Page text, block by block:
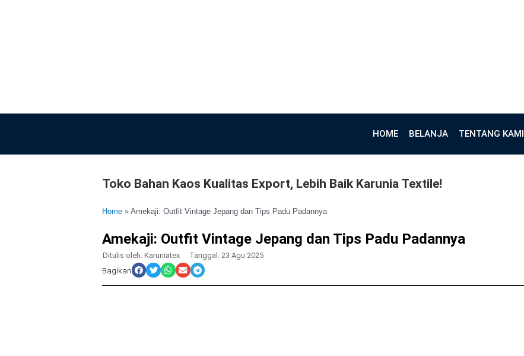
HOME BELANJA TENTANG KAMI
Toko Bahan Kaos Kualitas Export, Lebih Baik Karunia Textile!
Home » Amekaji: Outfit Vintage Jepang dan Tips Padu Padannya
Amekaji: Outfit Vintage Jepang dan Tips Padu Padannya
Ditulis oleh: Karuniatex Tanggal: 23 Agu 2025
Bagikan